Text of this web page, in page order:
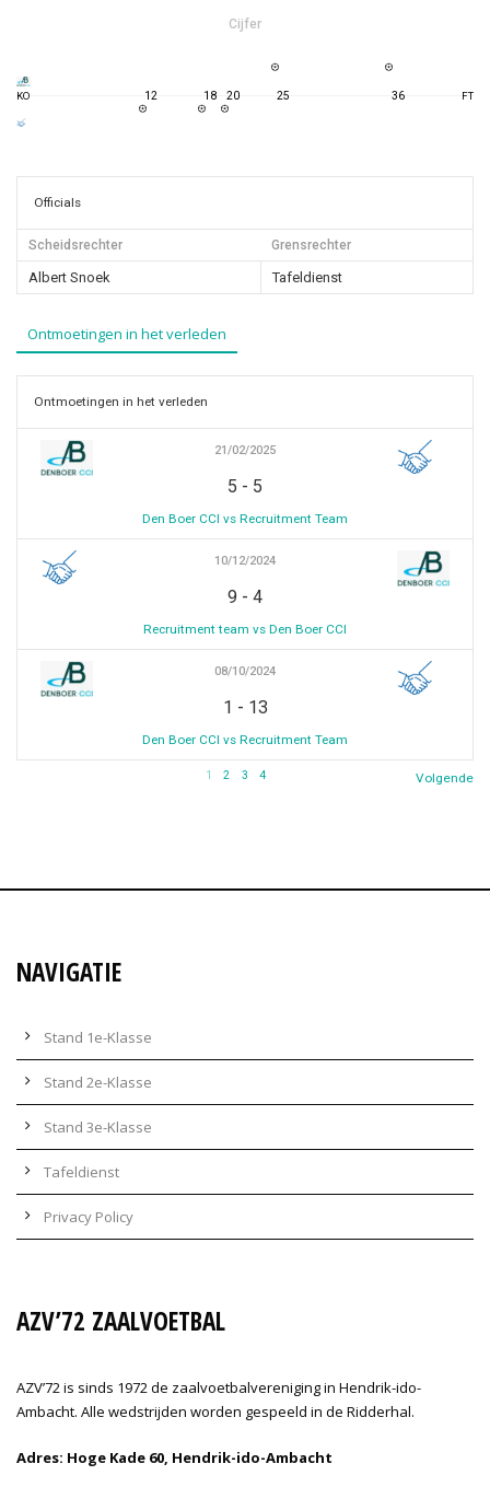
Cijfer
KO 12 18 20 25 36 FT
Officials
Scheidsrechter Grensrechter
Albert Snoek Tafeldienst
Ontmoetingen in het verleden
Ontmoetingen in het verleden
21/02/2025
5 - 5
Den Boer CCI vs Recruitment Team
10/12/2024
9 - 4
Recruitment team vs Den Boer CCI
08/10/2024
1 - 13
Den Boer CCI vs Recruitment Team
1 2 3 4 Volgende
NAVIGATIE
Stand 1e-Klasse
Stand 2e-Klasse
Stand 3e-Klasse
Tafeldienst
Privacy Policy
AZV’72 ZAALVOETBAL
AZV’72 is sinds 1972 de zaalvoetbalvereniging in Hendrik-ido-
Ambacht. Alle wedstrijden worden gespeeld in de Ridderhal.
Adres: Hoge Kade 60, Hendrik-ido-Ambacht